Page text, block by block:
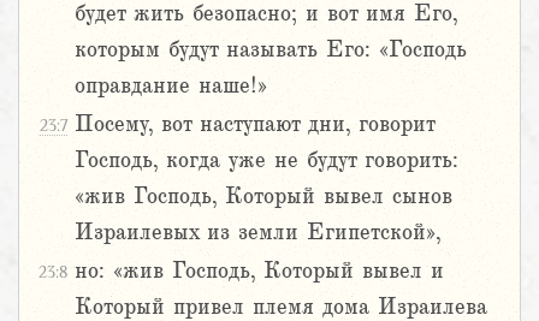
будет жить безопасно; и вот имя Его,
которым будут называть Его: «Господь
оправдание наше!»
23:7 Посему, вот наступают дни, говорит
Господь, когда уже не будут говорить:
«жив Господь, Который вывел сынов
Израилевых из земли Египетской»,
23:8 но: «жив Господь, Который вывел и
Который привел племя дома Израилева